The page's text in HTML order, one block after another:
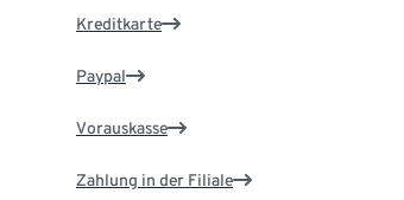
Kreditkarte
Paypal
Vorauskasse
Zahlung in der Filiale